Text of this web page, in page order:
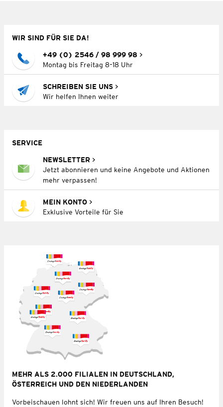
WIR SIND FÜR SIE DA!
+49 (0) 2546 / 98 999 98
Montag bis Freitag 8–18 Uhr
SCHREIBEN SIE UNS
Wir helfen Ihnen weiter
SERVICE
NEWSLETTER
Jetzt abonnieren und keine Angebote und Aktionen
mehr verpassen!
MEIN KONTO
Exklusive Vorteile für Sie
MEHR ALS 2.000 FILIALEN IN DEUTSCHLAND,
ÖSTERREICH UND DEN NIEDERLANDEN
Vorbeischauen lohnt sich! Wir freuen uns auf Ihren Besuch!